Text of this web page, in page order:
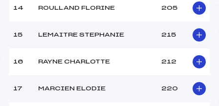
14 ROULLAND FLORINE 205
15 LEMAITRE STEPHANIE 215
16 RAYNE CHARLOTTE 212
17 MARCIEN ELODIE 220